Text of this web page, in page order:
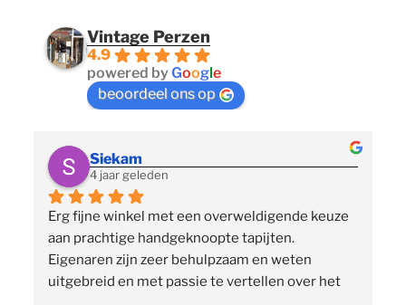
Vintage Perzen
4.9
powered byGoogle
beoordeel ons op
Siekam
4 jaar geleden
Erg fijne winkel met een overweldigende keuze
aan prachtige handgeknoopte tapijten.
Eigenaren zijn zeer behulpzaam en weten
uitgebreid en met passie te vertellen over het